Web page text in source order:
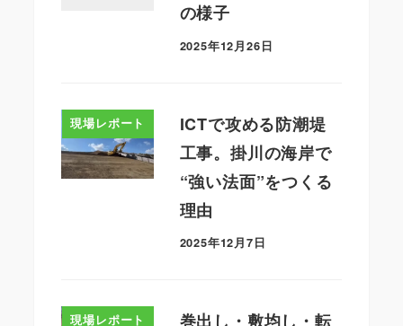
の様子
2025年12月26日
現場レポート
ICTで攻める防潮堤
工事。掛川の海岸で
“強い法面”をつくる
理由
2025年12月7日
現場レポート 巻出し・敷均し・転